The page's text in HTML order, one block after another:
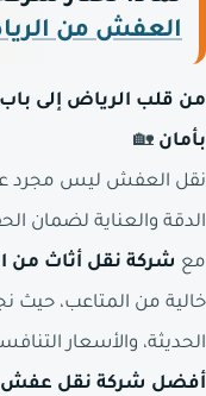
العفش من
من قلب الرياض إلى
بأمان 🏡
نقل العفش ليس مجرد
الدقة والعناية لضمان
مع شركة نقل أثاث من
خالية من المتاعب، حيث
الحديثة، والأسعار
أفضل شركة نقل عفش